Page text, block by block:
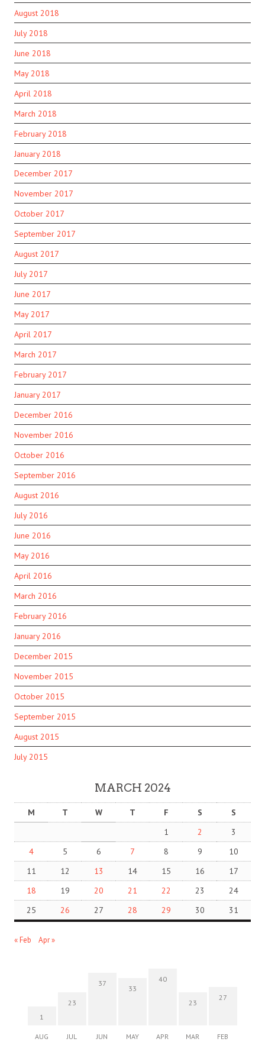
August 2018
July 2018
June 2018
May 2018
April 2018
March 2018
February 2018
January 2018
December 2017
November 2017
October 2017
September 2017
August 2017
July 2017
June 2017
May 2017
April 2017
March 2017
February 2017
January 2017
December 2016
November 2016
October 2016
September 2016
August 2016
July 2016
June 2016
May 2016
April 2016
March 2016
February 2016
January 2016
December 2015
November 2015
October 2015
September 2015
August 2015
July 2015
MARCH 2024
M T W T F S
S
1
2
3
4
5 6 7 8 9
10
11
12 13 14 15 16
17
18
19 20 21 22 23
24
25
26 27 28 29 30 31
« Feb Apr »
1
AUG
23
JUL
37
JUN
33
MAY
40
APR
23
MAR
27
FEB